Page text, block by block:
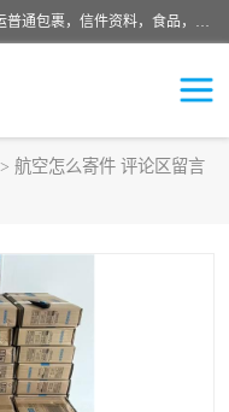
武汉本泰航空服务有限公司，专业服务航空托运普通包裹，信件资料，食品，服装，快消品等运输的专线空运，完善的网络服务确保为客户提供准确、*、安全的“门对门”服务，本着“诚信为本、精诚合作”的服务宗旨.“以安全运输为保障，以运价合理要求市场”的经营理念。武汉机场货运、武汉航空物流、武汉空运、武汉天河国际机场东方、南方、国际航空、机场空运业务覆盖国内二三线机场城市，如：武汉-敦煌、武汉-柳州等
> 航空怎么寄件 评论区留言